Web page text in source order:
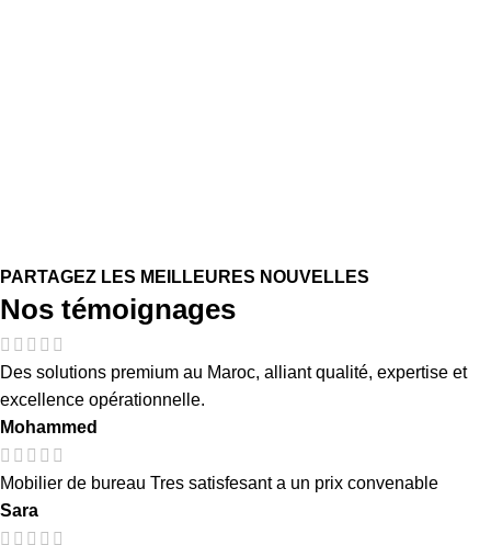
PARTAGEZ LES MEILLEURES NOUVELLES
Nos témoignages
Des solutions premium au Maroc, alliant qualité, expertise et
excellence opérationnelle.
Mohammed
Mobilier de bureau Tres satisfesant a un prix convenable
Sara